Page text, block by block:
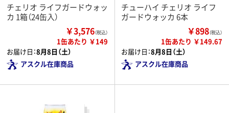
チェリオ ライフガードウォッ
カ 1箱（24缶入）
￥3,576（税込）
1缶あたり ￥149
お届け日：8月8日（土）
アスクル在庫商品
チューハイ チェリオ ライフ
ガードウォッカ 6本
￥898（税込）
1缶あたり ￥149.67
お届け日：8月8日（土）
アスクル在庫商品